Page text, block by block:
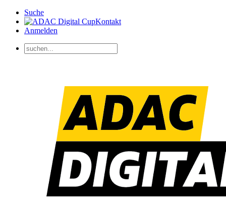
Suche
Kontakt
Anmelden